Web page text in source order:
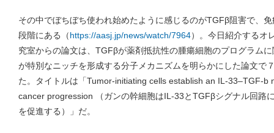
その中でぼちぼち使われ始めたように感じるのがTGFβ阻害で、
段階にある（https://aasj.jp/news/watch/7964）。今日紹介するオ
究室からの論文は、TGFβが薬剤抵抗性の腫瘍細胞のプログラム
が特別なニッチを形成する分子メカニズムを明らかにした論文で
た。タイトルは「Tumor-initiating cells establish an IL-33–TGF-b
cancer progression （ガンの幹細胞はIL-33とTGFβシグナル回路
を促進する）」だ。